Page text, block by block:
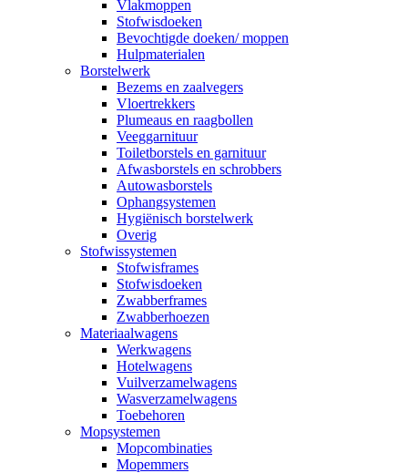
Vlakmoppen
Stofwisdoeken
Bevochtigde doeken/ moppen
Hulpmaterialen
Borstelwerk
Bezems en zaalvegers
Vloertrekkers
Plumeaus en raagbollen
Veeggarnituur
Toiletborstels en garnituur
Afwasborstels en schrobbers
Autowasborstels
Ophangsystemen
Hygiënisch borstelwerk
Overig
Stofwissystemen
Stofwisframes
Stofwisdoeken
Zwabberframes
Zwabberhoezen
Materiaalwagens
Werkwagens
Hotelwagens
Vuilverzamelwagens
Wasverzamelwagens
Toebehoren
Mopsystemen
Mopcombinaties
Mopemmers